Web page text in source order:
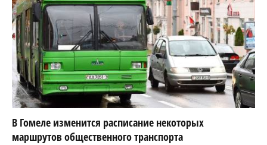
В Гомеле изменится расписание некоторых
маршрутов общественного транспорта